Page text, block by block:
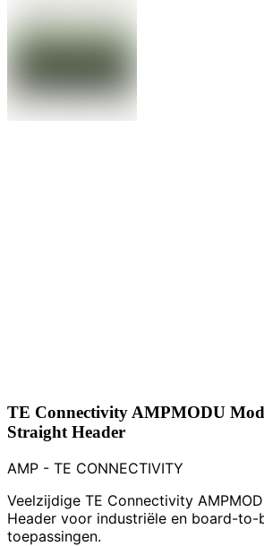
TE Connectivity AMPMODU
Straight Header
AMP - TE CONNECTIVITY
Veelzijdige TE Connectivity
Header voor industriële en board-to-
toepassingen.